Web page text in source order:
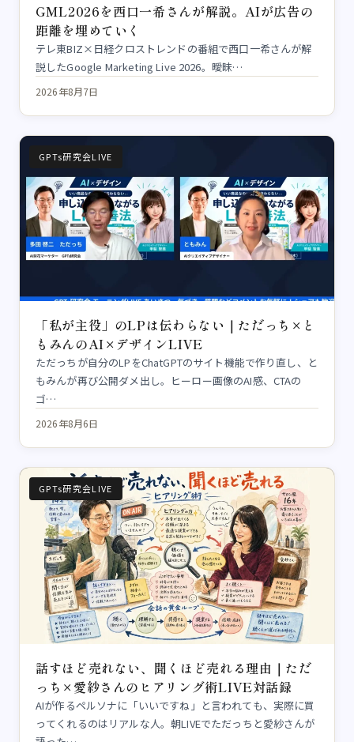
GML2026を西口一希さんが解説。AIが広告の
距離を埋めていく
テレ東BIZ×日経クロストレンドの番組で西口一希さんが解
説したGoogle Marketing Live 2026。曖昧…
2026年8月7日
GPTs研究会LIVE
「私が主役」のLPは伝わらない｜ただっち×と
もみんのAI×デザインLIVE
ただっちが自分のLPをChatGPTのサイト機能で作り直し、と
もみんが再び公開ダメ出し。ヒーロー画像のAI感、CTAの
ゴ…
2026年8月6日
GPTs研究会LIVE
話すほど売れない、聞くほど売れる理由｜ただ
っち×愛紗さんのヒアリング術LIVE対話録
AIが作るペルソナに「いいですね」と言われても、実際に買
ってくれるのはリアルな人。朝LIVEでただっちと愛紗さんが